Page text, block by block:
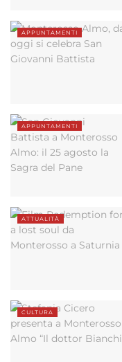
APPUNTAMENTI
APPUNTAMENTI
ATTUALITÀ
CULTURA